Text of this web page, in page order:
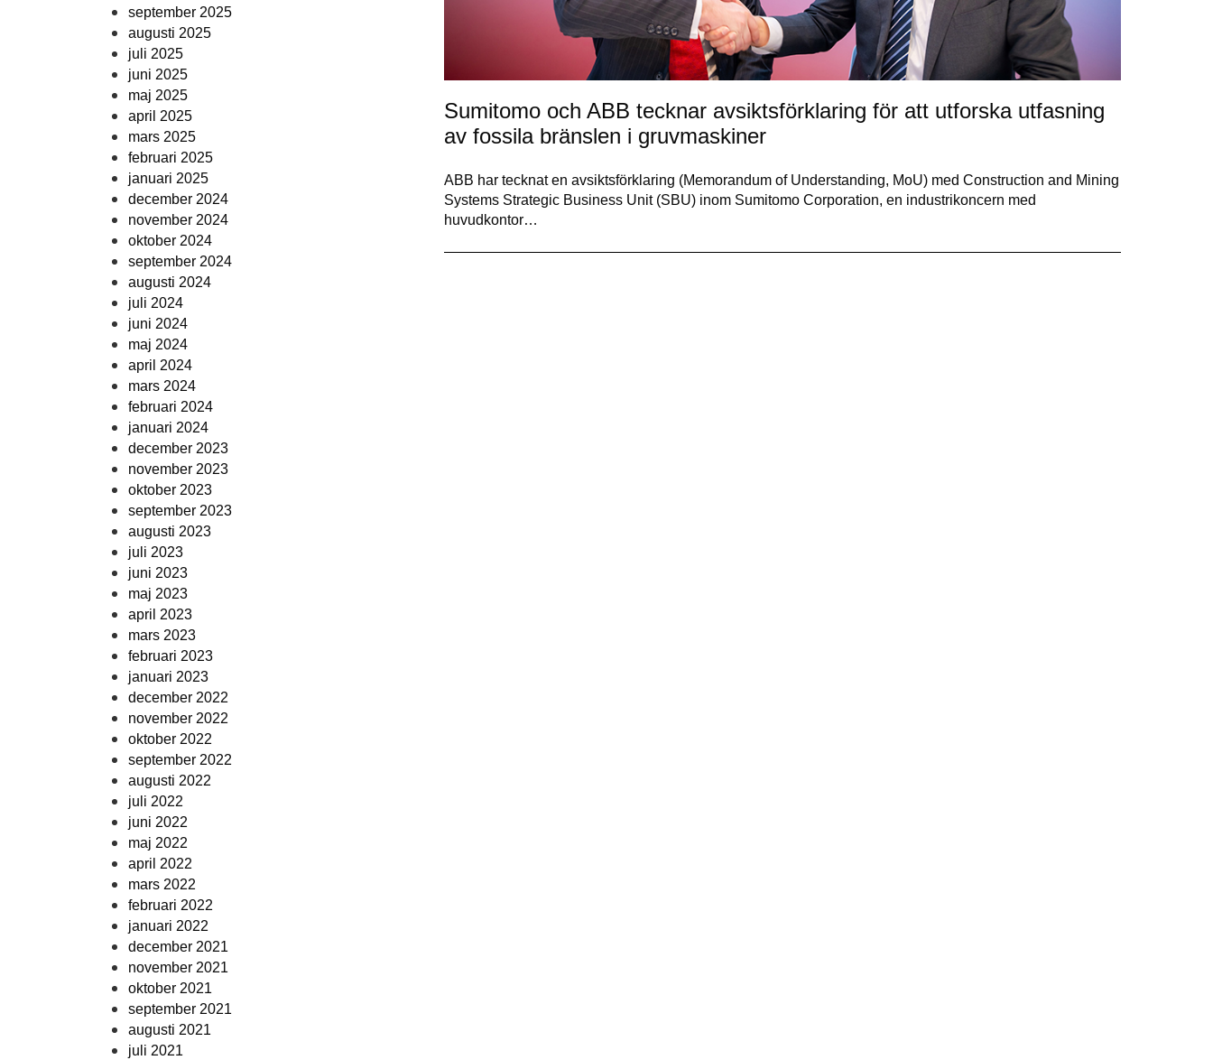
september 2025
augusti 2025
juli 2025
juni 2025
maj 2025
april 2025
mars 2025
februari 2025
januari 2025
december 2024
november 2024
oktober 2024
september 2024
augusti 2024
juli 2024
juni 2024
maj 2024
april 2024
mars 2024
februari 2024
januari 2024
december 2023
november 2023
oktober 2023
september 2023
augusti 2023
juli 2023
juni 2023
maj 2023
april 2023
mars 2023
februari 2023
januari 2023
december 2022
november 2022
oktober 2022
september 2022
augusti 2022
juli 2022
juni 2022
maj 2022
april 2022
mars 2022
februari 2022
januari 2022
december 2021
november 2021
oktober 2021
september 2021
augusti 2021
juli 2021
Sumitomo och ABB tecknar avsiktsförklaring för att utforska utfasning
av fossila bränslen i gruvmaskiner
ABB har tecknat en avsiktsförklaring (Memorandum of Understanding, MoU) med Construction and Mining
Systems Strategic Business Unit (SBU) inom Sumitomo Corporation, en industrikoncern med
huvudkontor…